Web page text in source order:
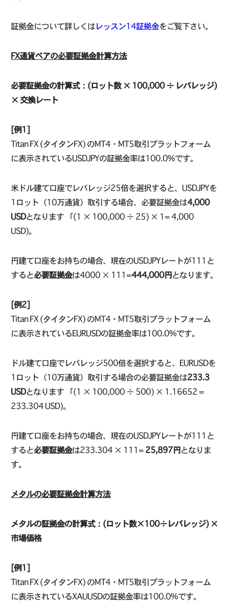
証拠金について詳しくはレッスン14証拠金をご覧下さい。
FX通貨ペアの必要証拠金計算方法
必要証拠金の計算式：(ロット数 × 100,000 ÷ レバレッジ)
× 交換レート
[例1]
Titan FX (タイタンFX) のMT4・MT5取引プラットフォーム
に表示されているUSDJPYの証拠金率は100.0%です。
米ドル建て口座でレバレッジ25倍を選択すると、USDJPYを
1ロット（10万通貨）取引する場合、必要証拠金は4,000
USDとなります 「(1 × 100,000 ÷ 25) × 1= 4,000
USD)。
円建て口座をお持ちの場合、現在のUSDJPYレートが111と
すると必要証拠金は4000 × 111=444,000円となります。
[例2]
Titan FX (タイタンFX) のMT4・MT5取引プラットフォーム
に表示されているEURUSDの証拠金率は100.0%です。
ドル建て口座でレバレッジ500倍を選択すると、EURUSDを
1ロット（10万通貨）取引する場合の必要証拠金は233.3
USDとなります 「(1 × 100,000 ÷ 500) × 1.16652 =
233.304 USD)。
円建て口座をお持ちの場合、現在のUSDJPYレートが111と
すると必要証拠金は233.304 × 111= 25,897円となりま
す。
メタルの必要証拠金計算方法
メタルの証拠金の計算式：(ロット数×100÷レバレッジ) ×
市場価格
[例1]
Titan FX (タイタンFX) のMT4・MT5取引プラットフォーム
に表示されているXAUUSDの証拠金率は100.0%です。